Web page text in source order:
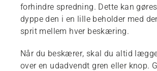
forhindre spredning. Dette kan
dyppe den i en lille beholder med
sprit mellem hver beskæring.
Når du beskærer, skal du altid
over en udadvendt gren eller knop.